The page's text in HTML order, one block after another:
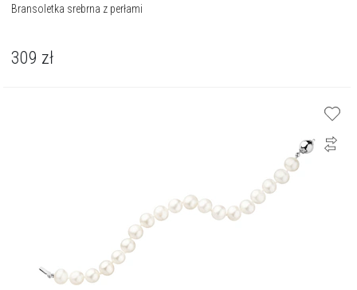
Bransoletka srebrna z perłami
309 zł